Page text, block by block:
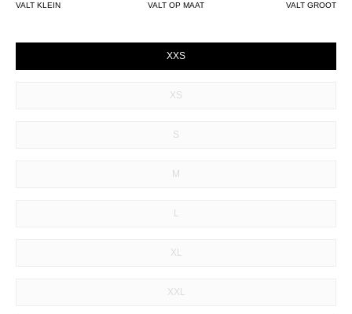
VALT KLEIN VALT OP MAAT VALT GROOT
XXS
XS
S
M
L
XL
XXL